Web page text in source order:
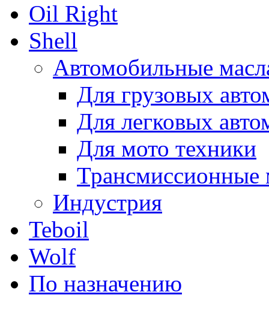
Oil Right
Shell
Автомобильные
Для грузовых
Для легковых
Для мото техники
Трансмиссионные
Индустрия
Teboil
Wolf
По назначению